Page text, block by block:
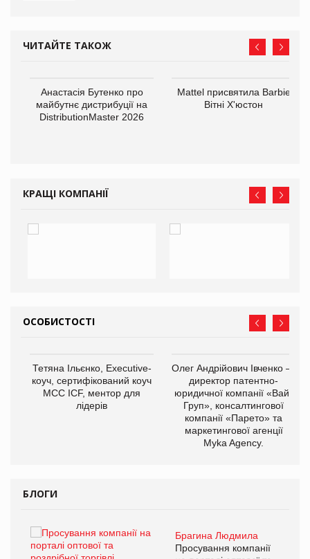
ЧИТАЙТЕ ТАКОЖ
Анастасія Бутенко про
майбутнє дистрибуції на
DistributionMaster 2026
Mattel присвятила Barbie
Вітні Х'юстон
КРАЩІ КОМПАНІЇ
ОСОБИСТОСТІ
Тетяна Ільєнко, Executive-
коуч, сертифікований коуч
МСС ICF, ментор для
лідерів
Олег Андрійович Івченко —
директор патентно-
юридичної компанії «Вайз
Груп», консалтингової
компанії «Парето» та
маркетингової агенції
Myka Agency.
БЛОГИ
Брагина Людмила
Просування компанії